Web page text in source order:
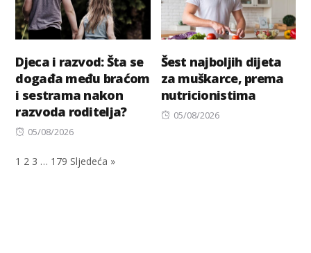
Djeca i razvod: Šta se
događa među braćom
i sestrama nakon
razvoda roditelja?
Posted
05/08/2026
Šest najboljih dijeta
za muškarce, prema
nutricionistima
Posted
05/08/2026
1 2 3 … 179 Sljedeća »